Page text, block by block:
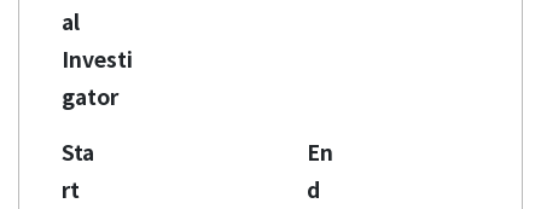
al
Investi
gator
Sta
rt
En
d